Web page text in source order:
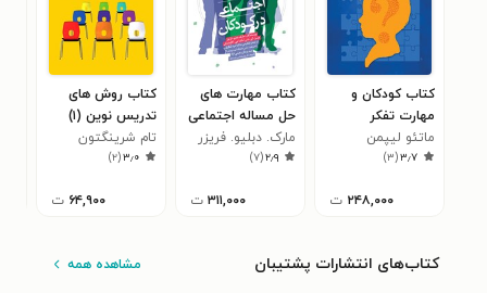
کتاب کودکان و
مهارت تفکر
ماتئو لیپمن
۳٫۷(۳)
۲۴۸,۰۰۰ ت
کتاب مهارت های
حل مساله اجتماعی
در کودکان
مارک. دبلیو. فریزر
۲٫۹(۷)
۳۱۱,۰۰۰ ت
کتاب روش های
تدریس نوین (۱)
تام شرینگتون
۳٫۰(۲)
۶۴,۹۰۰ ت
کتاب‌های انتشارات پشتیبان مشاهده همه